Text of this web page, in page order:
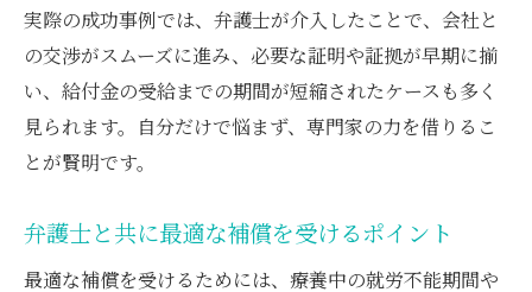
実際の成功事例では、弁護士が介入したことで、会社と
の交渉がスムーズに進み、必要な証明や証拠が早期に揃
い、給付金の受給までの期間が短縮されたケースも多く
見られます。自分だけで悩まず、専門家の力を借りるこ
とが賢明です。
弁護士と共に最適な補償を受けるポイント
最適な補償を受けるためには、療養中の就労不能期間や